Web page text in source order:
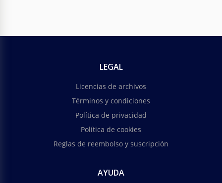
LEGAL
Licencias de archivos
Términos y condiciones
Política de privacidad
Política de cookies
Reglas de reembolso y suscripción
AYUDA